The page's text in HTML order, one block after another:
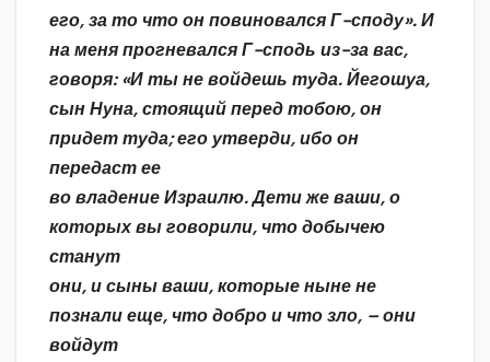
его, за то что он повиновался Г-споду». И
на меня прогневался Г-сподь из-за вас,
говоря: «И ты не войдешь туда. Йегошуа,
сын Нуна, стоящий перед тобою, он
придет туда; его утверди, ибо он
передаст ее
во владение Израилю. Дети же ваши, о
которых вы говорили, что добычею
станут
они, и сыны ваши, которые ныне не
познали еще, что добро и что зло, – они
войдут